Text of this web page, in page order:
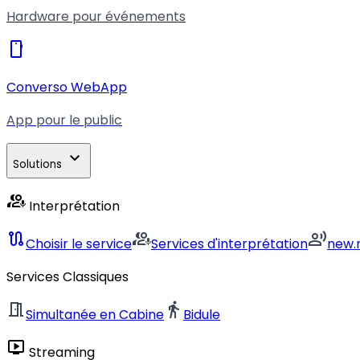
Hardware pour événements
smartphone
Converso WebApp
App pour le public
Solutions expand_more
interpreter_mode Interprétation
routeChoisir le serviceinterpreter_modeServices d'interprétationrecord_voice_over
Services Classiques
meeting_roomSimultanée en Cabine directions_walk Bidule
live_tv Streaming